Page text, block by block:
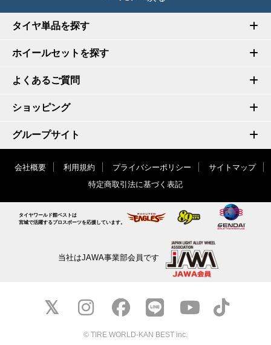
タイヤ単品を探す
ホイールセットを探す
よくあるご質問
ショッピング
グループサイト
会社概要 利用規約 プライバシーポリシー
サイトマップ
特定商取引法に基づく表記
タイヤワールド館ベストは
宮城で活躍するプロスポーツを応援しています。
当社はJAWA事業部会員です
© TIRE WORLD-KAN BEST inc.